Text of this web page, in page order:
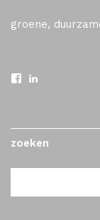
groene,
zoeken